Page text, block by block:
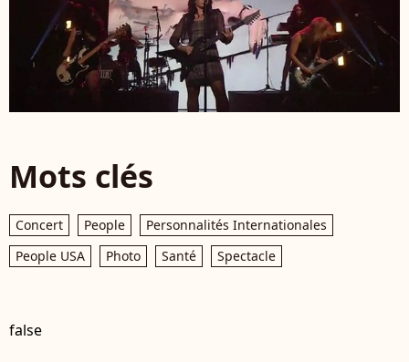
Mots clés
Concert People
Personnalités Internationales
People USA
Photo Santé Spectacle
false